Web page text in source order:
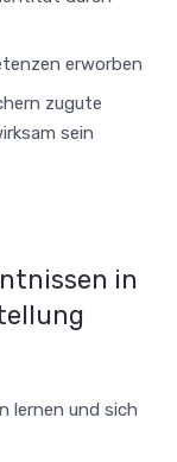
erworben
zugute
sein
in
lernen und sich